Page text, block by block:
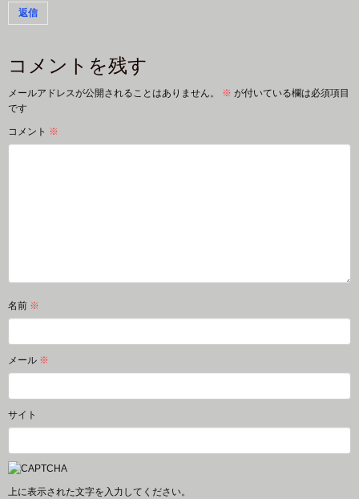
返信
コメントを残す
メールアドレスが公開されることはありません。 ※ が付いている欄は必須項目
です
コメント ※
名前 ※
メール ※
サイト
上に表示された文字を入力してください。